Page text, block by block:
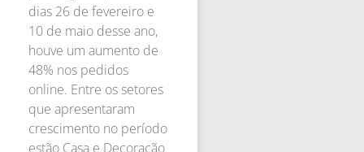
dias 26 de fevereiro e
10 de maio desse ano,
houve um aumento de
48% nos pedidos
online. Entre os setores
que apresentaram
crescimento no período
estão Casa e Decoração